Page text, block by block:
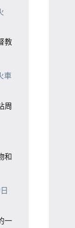
教
車
周
和
一